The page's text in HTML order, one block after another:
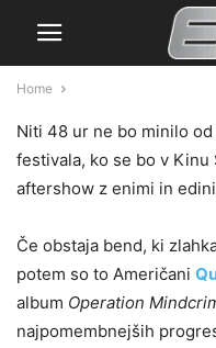
Home
Niti 48 ur ne bo minilo
festivala, ko se bo v
aftershow z enimi in
Če obstaja bend, ki
potem so to Američani
album Operation
najpomembnejših